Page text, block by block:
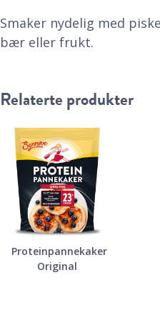
Smaker nydelig med
bær eller frukt.
Relaterte produkter
Proteinpannekaker
Original